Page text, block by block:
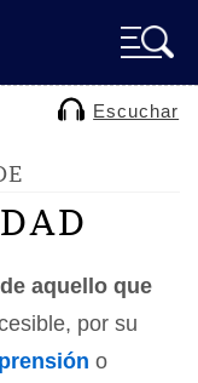
Escuchar
aquello que
por su
o